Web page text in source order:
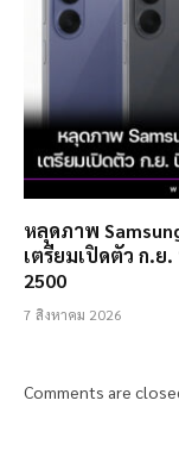
หลุดภาพ
เตรียมเปิดตัว ก.ย
2500
7 สิงหาคม 2026
Comments are